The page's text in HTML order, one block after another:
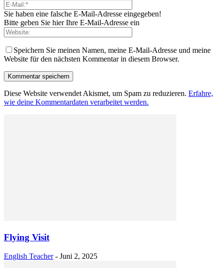
Sie haben eine falsche E-Mail-Adresse eingegeben!
Bitte geben Sie hier Ihre E-Mail-Adresse ein
Speichern Sie meinen Namen, meine E-Mail-Adresse und meine
Website für den nächsten Kommentar in diesem Browser.
Diese Website verwendet Akismet, um Spam zu reduzieren. Erfahre,
wie deine Kommentardaten verarbeitet werden.
Flying Visit
English Teacher - Juni 2, 2025